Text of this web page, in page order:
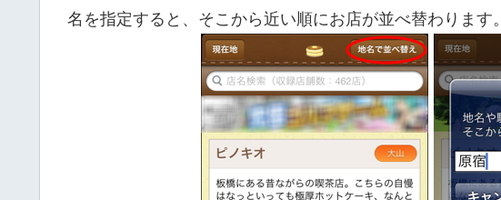
名を指定すると、そこから近い順にお店が並べ替わります。